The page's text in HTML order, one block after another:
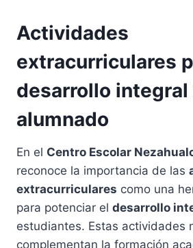
Actividades
extracurriculares
desarrollo integral
alumnado
En el Centro Escolar
reconoce la importancia de las
extracurriculares como una
para potenciar el desarrollo
estudiantes. Estas actividades
complementan la formación